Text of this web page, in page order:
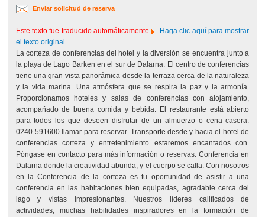
Enviar solicitud de reserva
Este texto fue traducido automáticamente
Haga clic aquí para mostrar
el texto original
La corteza de conferencias del hotel y la diversión se encuentra junto a
la playa de Lago Barken en el sur de Dalarna. El centro de conferencias
tiene una gran vista panorámica desde la terraza cerca de la naturaleza
y la vida marina. Una atmósfera que se respira la paz y la armonía.
Proporcionamos hoteles y salas de conferencias con alojamiento,
acompañado de buena comida y bebida. El restaurante está abierto
para todos los que deseen disfrutar de un almuerzo o cena casera.
0240-591600 llamar para reservar. Transporte desde y hacia el hotel de
conferencias corteza y entretenimiento estaremos encantados con.
Póngase en contacto para más información o reservas. Conferencia en
Dalarna donde la creatividad abunda, y el cuerpo se calla. Con nosotros
en la Conferencia de la corteza es tu oportunidad de asistir a una
conferencia en las habitaciones bien equipadas, agradable cerca del
lago y vistas impresionantes. Nuestros líderes calificados de
actividades, muchas habilidades inspiradores en la formación de